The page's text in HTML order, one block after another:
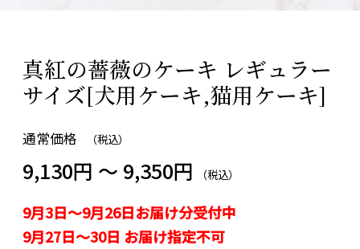
真紅の薔薇のケーキ レギュラー
サイズ[犬用ケーキ,猫用ケーキ]
通常価格 （税込）
9,130円 ～ 9,350円 （税込）
9月3日～9月26日お届け分受付中
9月27日～30日 お届け指定不可